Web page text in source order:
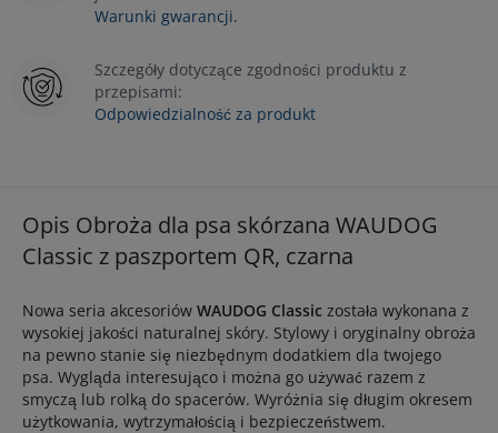
Warunki gwarancji.
Szczegóły dotyczące zgodności produktu z
przepisami:
Odpowiedzialność za produkt
Opis Obroża dla psa skórzana WAUDOG
Classic z paszportem QR, czarna
Nowa seria akcesoriów WAUDOG Classic została wykonana z
wysokiej jakości naturalnej skóry. Stylowy i oryginalny obroża
na pewno stanie się niezbędnym dodatkiem dla twojego
psa. Wygląda interesująco i można go używać razem z
smyczą lub rolką do spacerów. Wyróżnia się długim okresem
użytkowania, wytrzymałością i bezpieczeństwem.